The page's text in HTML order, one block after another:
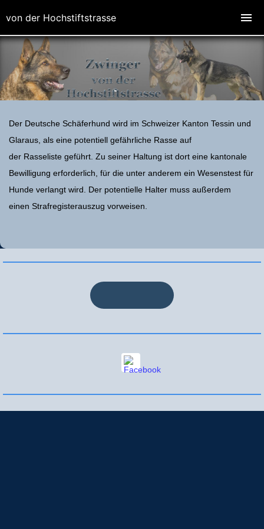
Der Deutsche Schäferhund wird im Schweizer Kanton Tessin und
Glaraus, als eine potentiell gefährliche Rasse auf
der Rasseliste geführt. Zu seiner Haltung ist dort eine kantonale
Bewilligung erforderlich, für die unter anderem ein Wesenstest für
Hunde verlangt wird. Der potentielle Halter muss außerdem
einen Strafregisterauszug vorweisen.
von der Hochstiftstrasse